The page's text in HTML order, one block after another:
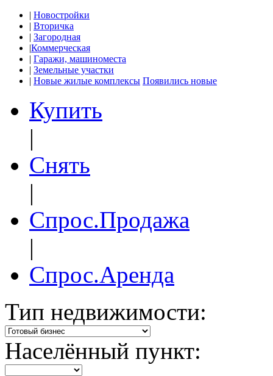
| Новостройки
| Вторичка
| Загородная
|Коммерческая
| Гаражи, машиноместа
| Земельные участки
| Новые жилые комплексы Появились новые
Купить
|
Снять
|
Спрос.Продажа
|
Спрос.Аренда
Тип недвижимости:
Населённый пункт: